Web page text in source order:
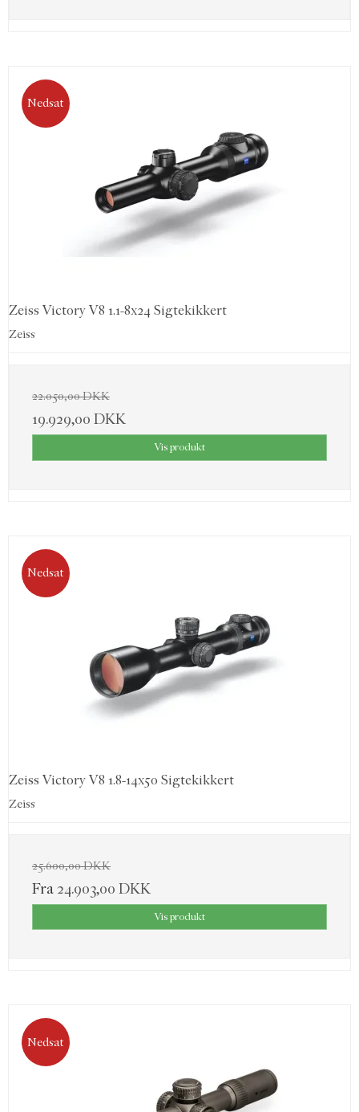
Nedsat
Zeiss Victory V8 1.1-8x24 Sigtekikkert
Zeiss
22.050,00 DKK
19.929,00 DKK
Vis produkt
Nedsat
Zeiss Victory V8 1.8-14x50 Sigtekikkert
Zeiss
25.600,00 DKK
Fra24.903,00 DKK
Vis produkt
Nedsat